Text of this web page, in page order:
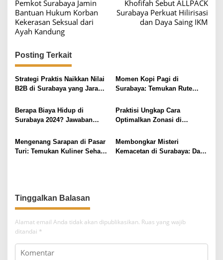
a
v
i
g
a
s
i
o
Pemkot Surabaya Jamin
Bantuan Hukum Korban
Kekerasan Seksual dari
Ayah Kandung
Khofifah Sebut ALLPACK
Surabaya Perkuat Hilirisasi
dan Daya Saing IKM
Posting Terkait
Strategi Praktis Naikkan Nilai
B2B di Surabaya yang Jarang
Momen Kopi Pagi di
Surabaya: Temukan Rute
Berapa Biaya Hidup di
Surabaya 2024? Jawaban
Praktisi Ungkap Cara
Optimalkan Zonasi di
Mengenang Sarapan di Pasar
Turi: Temukan Kuliner Sehat
Membongkar Misteri
Kemacetan di Surabaya: Data
Tinggalkan Balasan
Alamat email Anda tidak akan dipublikasikan. Ruas yang wajib
ditandai *